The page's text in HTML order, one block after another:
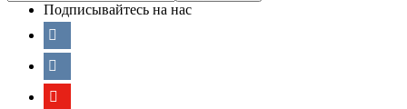
Подписывайтесь на нас